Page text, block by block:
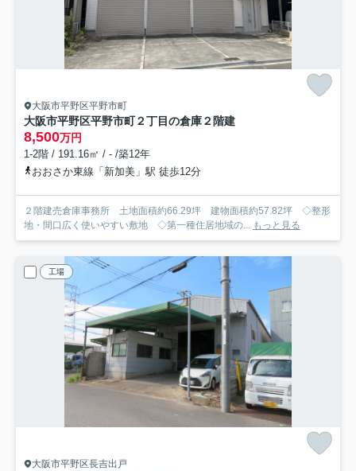
大阪市平野区平野市町
大阪市平野区平野市町２丁目の倉庫２階建
8,500万円
1-2階 / 191.16㎡ / - /築12年
おおさか東線「新加美」駅 徒歩12分
２階建売倉庫事務所 土地面積約66.29坪 建物面積約57.82坪 ◇整形
地・間口広く使いやすい敷地 ◇第一種住居地域の... もっと見る
工場
大阪市平野区長吉出戸